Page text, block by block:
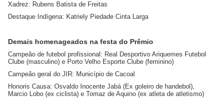
Xadrez: Rubens Batista de Freitas
Destaque Indígena: Katriely Piedade Cinta Larga
Demais homenageados na festa do Prêmio
Campeão de futebol profissional: Real Desportivo Ariquemes Futebol
Clube (masculino) e Porto Velho Esporte Clube (feminino)
Campeão geral do JIR: Município de Cacoal
Honoris Causa: Osvaldo Inocente Jabá (Ex goleiro de handebol),
Marcio Lobo (ex ciclista) e Tomaz de Aquino (ex atleta de atletismo)